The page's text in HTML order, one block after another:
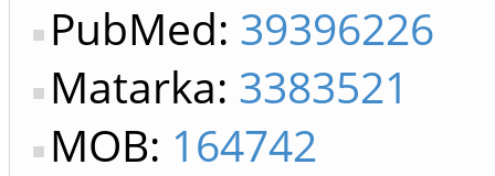
PubMed: 39396226
Matarka: 3383521
MOB: 164742